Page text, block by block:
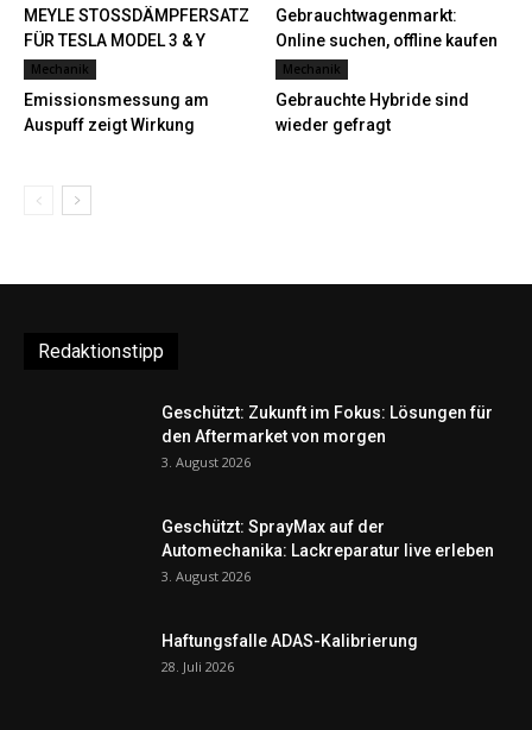
MEYLE STOSSDÄMPFERSATZ
FÜR TESLA MODEL 3 & Y
Gebrauchtwagenmarkt:
Online suchen, offline kaufen
Mechanik
Emissionsmessung am
Auspuff zeigt Wirkung
Mechanik
Gebrauchte Hybride sind
wieder gefragt
Redaktionstipp
Geschützt: Zukunft im Fokus: Lösungen für
den Aftermarket von morgen
3. August 2026
Geschützt: SprayMax auf der
Automechanika: Lackreparatur live erleben
3. August 2026
Haftungsfalle ADAS-Kalibrierung
28. Juli 2026